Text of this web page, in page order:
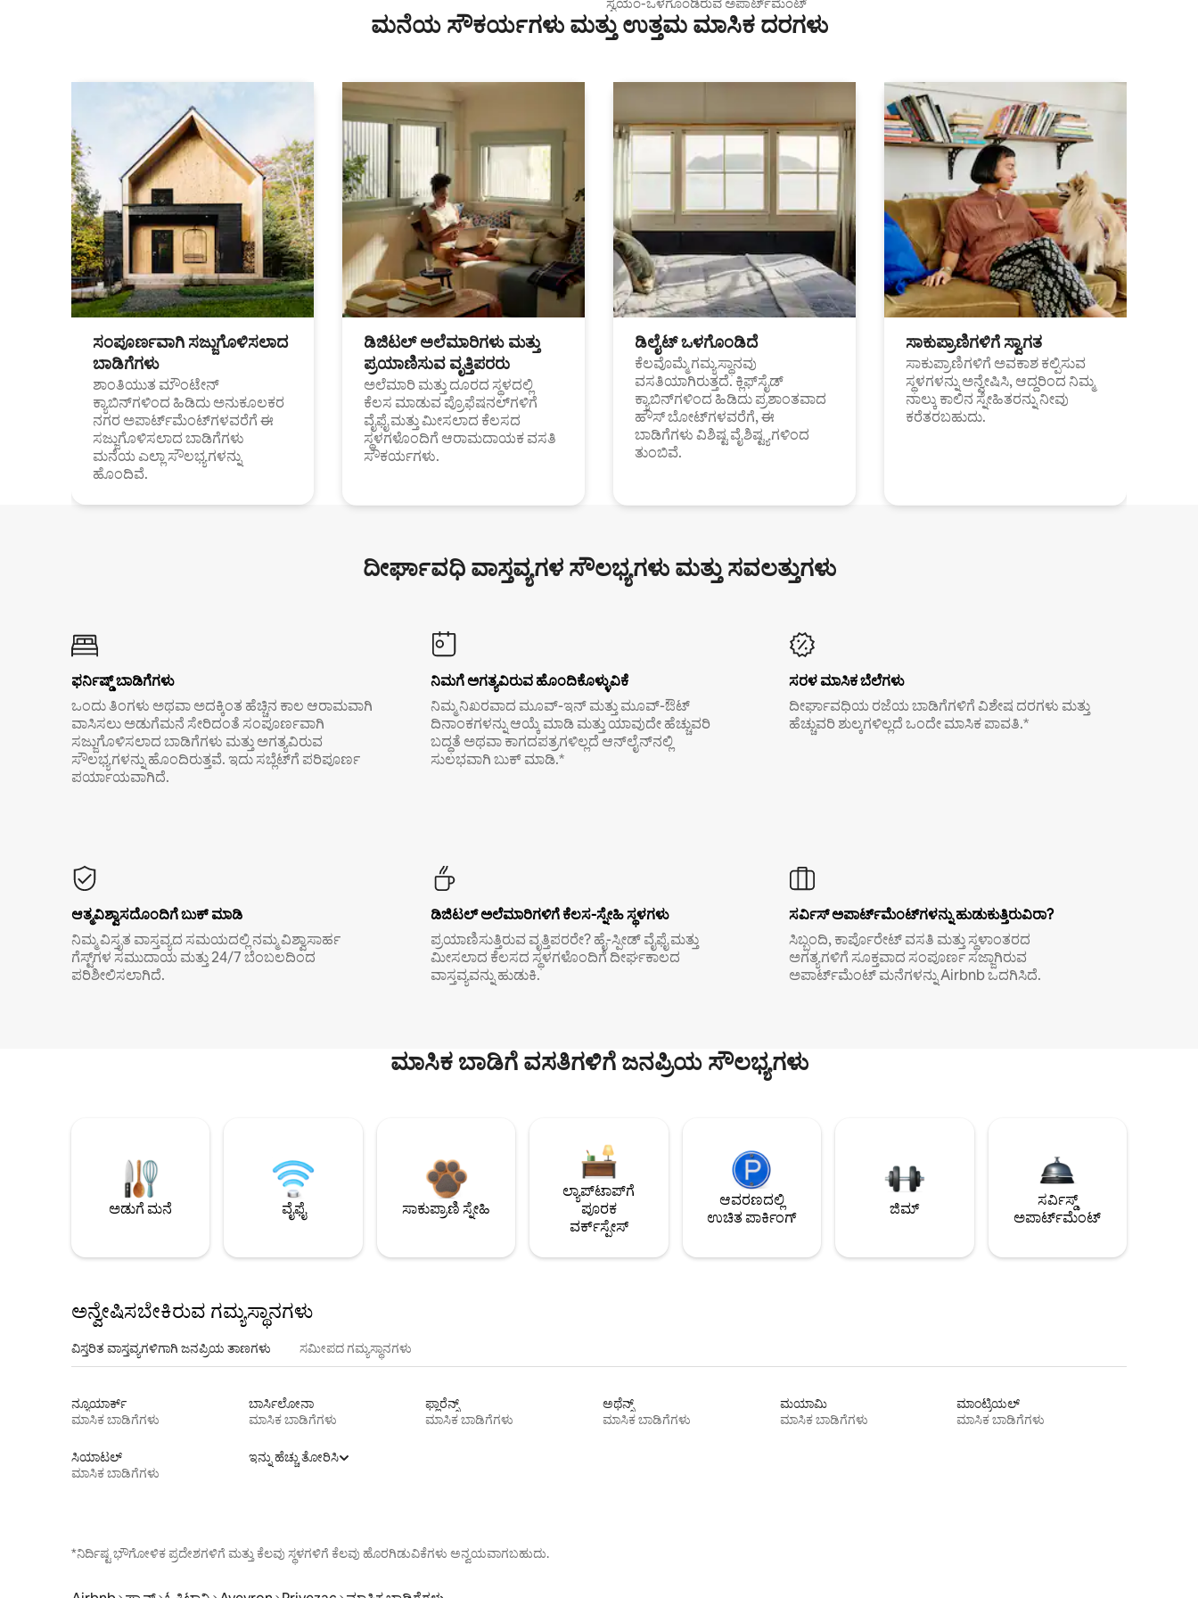
ಮನೆಯ ಸೌಕರ್ಯಗಳು ಮತ್ತು ಉತ್ತಮ ಮಾಸಿಕ ದರಗಳು
ಸಂಪೂರ್ಣವಾಗಿ ಸಜ್ಜುಗೊಳಿಸಲಾದ
ಬಾಡಿಗೆಗಳು
ಶಾಂತಿಯುತ ಮೌಂಟೇನ್
ಕ್ಯಾಬಿನ್‌ಗಳಿಂದ ಹಿಡಿದು ಅನುಕೂಲಕರ
ನಗರ ಅಪಾರ್ಟ್‌ಮೆಂಟ್‌ಗಳವರೆಗೆ ಈ
ಸಜ್ಜುಗೊಳಿಸಲಾದ ಬಾಡಿಗೆಗಳು
ಮನೆಯ ಎಲ್ಲಾ ಸೌಲಭ್ಯಗಳನ್ನು
ಹೊಂದಿವೆ.
ಡಿಜಿಟಲ್ ಅಲೆಮಾರಿಗಳು ಮತ್ತು
ಪ್ರಯಾಣಿಸುವ ವೃತ್ತಿಪರರು
ಅಲೆಮಾರಿ ಮತ್ತು ದೂರದ ಸ್ಥಳದಲ್ಲಿ
ಕೆಲಸ ಮಾಡುವ ಪ್ರೊಫೆಷನಲ್‌ಗಳಿಗೆ
ವೈಫೈ ಮತ್ತು ಮೀಸಲಾದ ಕೆಲಸದ
ಸ್ಥಳಗಳೊಂದಿಗೆ ಆರಾಮದಾಯಕ ವಸತಿ
ಸೌಕರ್ಯಗಳು.
ಡಿಲೈಟ್ ಒಳಗೊಂಡಿದೆ
ಕೆಲವೊಮ್ಮೆ ಗಮ್ಯಸ್ಥಾನವು
ವಸತಿಯಾಗಿರುತ್ತದೆ. ಕ್ಲಿಫ್‌ಸೈಡ್
ಕ್ಯಾಬಿನ್‌ಗಳಿಂದ ಹಿಡಿದು ಪ್ರಶಾಂತವಾದ
ಹೌಸ್ ಬೋಟ್‌ಗಳವರೆಗೆ, ಈ
ಬಾಡಿಗೆಗಳು ವಿಶಿಷ್ಟ ವೈಶಿಷ್ಟ್ಯಗಳಿಂದ
ತುಂಬಿವೆ.
ಸಾಕುಪ್ರಾಣಿಗಳಿಗೆ ಸ್ವಾಗತ
ಸಾಕುಪ್ರಾಣಿಗಳಿಗೆ ಅವಕಾಶ ಕಲ್ಪಿಸುವ
ಸ್ಥಳಗಳನ್ನು ಅನ್ವೇಷಿಸಿ, ಆದ್ದರಿಂದ ನಿಮ್ಮ
ನಾಲ್ಕು ಕಾಲಿನ ಸ್ನೇಹಿತರನ್ನು ನೀವು
ಕರೆತರಬಹುದು.
ದೀರ್ಘಾವಧಿ ವಾಸ್ತವ್ಯಗಳ ಸೌಲಭ್ಯಗಳು ಮತ್ತು ಸವಲತ್ತುಗಳು
ಫರ್ನಿಷ್ಡ್ ಬಾಡಿಗೆಗಳು
ಒಂದು ತಿಂಗಳು ಅಥವಾ ಅದಕ್ಕಿಂತ ಹೆಚ್ಚಿನ ಕಾಲ ಆರಾಮವಾಗಿ
ವಾಸಿಸಲು ಅಡುಗೆಮನೆ ಸೇರಿದಂತೆ ಸಂಪೂರ್ಣವಾಗಿ
ಸಜ್ಜುಗೊಳಿಸಲಾದ ಬಾಡಿಗೆಗಳು ಮತ್ತು ಅಗತ್ಯವಿರುವ
ಸೌಲಭ್ಯಗಳನ್ನು ಹೊಂದಿರುತ್ತವೆ. ಇದು ಸಬ್ಲೆಟ್‌ಗೆ ಪರಿಪೂರ್ಣ
ಪರ್ಯಾಯವಾಗಿದೆ.
ನಿಮಗೆ ಅಗತ್ಯವಿರುವ ಹೊಂದಿಕೊಳ್ಳುವಿಕೆ
ನಿಮ್ಮ ನಿಖರವಾದ ಮೂವ್-ಇನ್ ಮತ್ತು ಮೂವ್-ಔಟ್
ದಿನಾಂಕಗಳನ್ನು ಆಯ್ಕೆ ಮಾಡಿ ಮತ್ತು ಯಾವುದೇ ಹೆಚ್ಚುವರಿ
ಬದ್ಧತೆ ಅಥವಾ ಕಾಗದಪತ್ರಗಳಿಲ್ಲದೆ ಆನ್‌ಲೈನ್‌ನಲ್ಲಿ
ಸುಲಭವಾಗಿ ಬುಕ್ ಮಾಡಿ.*
ಸರಳ ಮಾಸಿಕ ಬೆಲೆಗಳು
ದೀರ್ಘಾವಧಿಯ ರಜೆಯ ಬಾಡಿಗೆಗಳಿಗೆ ವಿಶೇಷ ದರಗಳು ಮತ್ತು
ಹೆಚ್ಚುವರಿ ಶುಲ್ಕಗಳಿಲ್ಲದೆ ಒಂದೇ ಮಾಸಿಕ ಪಾವತಿ.*
ಆತ್ಮವಿಶ್ವಾಸದೊಂದಿಗೆ ಬುಕ್ ಮಾಡಿ
ನಿಮ್ಮ ವಿಸ್ತೃತ ವಾಸ್ತವ್ಯದ ಸಮಯದಲ್ಲಿ ನಮ್ಮ ವಿಶ್ವಾಸಾರ್ಹ
ಗೆಸ್ಟ್‌ಗಳ ಸಮುದಾಯ ಮತ್ತು 24/7 ಬೆಂಬಲದಿಂದ
ಪರಿಶೀಲಿಸಲಾಗಿದೆ.
ಡಿಜಿಟಲ್ ಅಲೆಮಾರಿಗಳಿಗೆ ಕೆಲಸ-ಸ್ನೇಹಿ ಸ್ಥಳಗಳು
ಪ್ರಯಾಣಿಸುತ್ತಿರುವ ವೃತ್ತಿಪರರೇ? ಹೈ-ಸ್ಪೀಡ್ ವೈಫೈ ಮತ್ತು
ಮೀಸಲಾದ ಕೆಲಸದ ಸ್ಥಳಗಳೊಂದಿಗೆ ದೀರ್ಘಕಾಲದ
ವಾಸ್ತವ್ಯವನ್ನು ಹುಡುಕಿ.
ಸರ್ವಿಸ್ ಅಪಾರ್ಟ್‌ಮೆಂಟ್‌ಗಳನ್ನು ಹುಡುಕುತ್ತಿರುವಿರಾ?
ಸಿಬ್ಬಂದಿ, ಕಾರ್ಪೊರೇಟ್ ವಸತಿ ಮತ್ತು ಸ್ಥಳಾಂತರದ
ಅಗತ್ಯಗಳಿಗೆ ಸೂಕ್ತವಾದ ಸಂಪೂರ್ಣ ಸಜ್ಜಾಗಿರುವ
ಅಪಾರ್ಟ್‌ಮೆಂಟ್ ಮನೆಗಳನ್ನು Airbnb ಒದಗಿಸಿದೆ.
ಮಾಸಿಕ ಬಾಡಿಗೆ ವಸತಿಗಳಿಗೆ ಜನಪ್ರಿಯ ಸೌಲಭ್ಯಗಳು
ಅಡುಗೆ ಮನೆ ವೈಫೈ ಸಾಕುಪ್ರಾಣಿ ಸ್ನೇಹಿ
ಲ್ಯಾಪ್‌ಟಾಪ್‌ಗೆ
ಪೂರಕ
ವರ್ಕ್‌ಸ್ಪೇಸ್
ಆವರಣದಲ್ಲಿ
ಉಚಿತ ಪಾರ್ಕಿಂಗ್
ಜಿಮ್
ಸರ್ವಿಸ್ಡ್
ಅಪಾರ್ಟ್‌ಮೆಂಟ್
ಅನ್ವೇಷಿಸಬೇಕಿರುವ ಗಮ್ಯಸ್ಥಾನಗಳು
ವಿಸ್ತರಿತ ವಾಸ್ತವ್ಯಗಳಿಗಾಗಿ ಜನಪ್ರಿಯ ತಾಣಗಳು ಸಮೀಪದ ಗಮ್ಯಸ್ಥಾನಗಳು
ನ್ಯೂಯಾರ್ಕ್
ಮಾಸಿಕ ಬಾಡಿಗೆಗಳು
ಬಾರ್ಸಿಲೋನಾ
ಮಾಸಿಕ ಬಾಡಿಗೆಗಳು
ಫ್ಲಾರೆನ್ಸ್
ಮಾಸಿಕ ಬಾಡಿಗೆಗಳು
ಅಥೆನ್ಸ್
ಮಾಸಿಕ ಬಾಡಿಗೆಗಳು
ಮಯಾಮಿ
ಮಾಸಿಕ ಬಾಡಿಗೆಗಳು
ಮಾಂಟ್ರಿಯಲ್
ಮಾಸಿಕ ಬಾಡಿಗೆಗಳು
ಸಿಯಾಟಲ್
ಮಾಸಿಕ ಬಾಡಿಗೆಗಳು
ಇನ್ನು ಹೆಚ್ಚು ತೋರಿಸಿ
*ನಿರ್ದಿಷ್ಟ ಭೌಗೋಳಿಕ ಪ್ರದೇಶಗಳಿಗೆ ಮತ್ತು ಕೆಲವು ಸ್ಥಳಗಳಿಗೆ ಕೆಲವು ಹೊರಗಿಡುವಿಕೆಗಳು ಅನ್ವಯವಾಗಬಹುದು.